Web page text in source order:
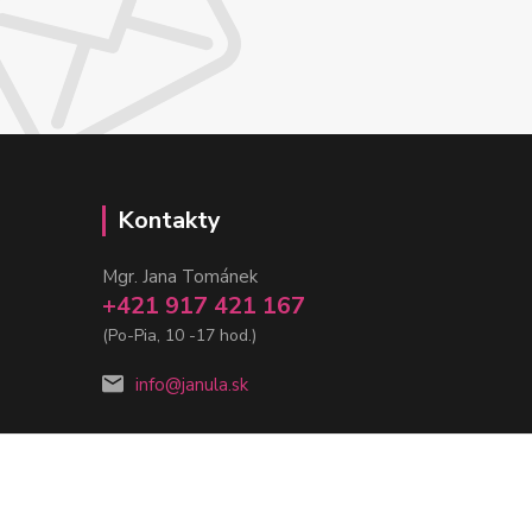
Kontakty
Mgr. Jana Tománek
+421 917 421 167
(Po-Pia, 10 -17 hod.)
info@janula.sk